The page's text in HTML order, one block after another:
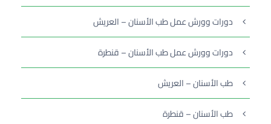
دورات وورش عمل طب الأسنان – العريش
دورات وورش عمل طب الأسنان – قنطرة
طب الأسنان – العريش
طب الأسنان – قنطرة